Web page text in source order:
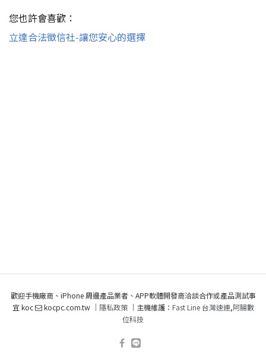
您也許會喜歡：
立達合法徵信社-讓您安心的選擇
歡迎手機廠商、iPhone 周邊產品業者、APP軟體開發商洽談合作或產品測試事
宜 koc
kocpc.com.tw ｜ 隱私政策｜主機維護： Fast Line 台灣速連,阿腸數
位科技